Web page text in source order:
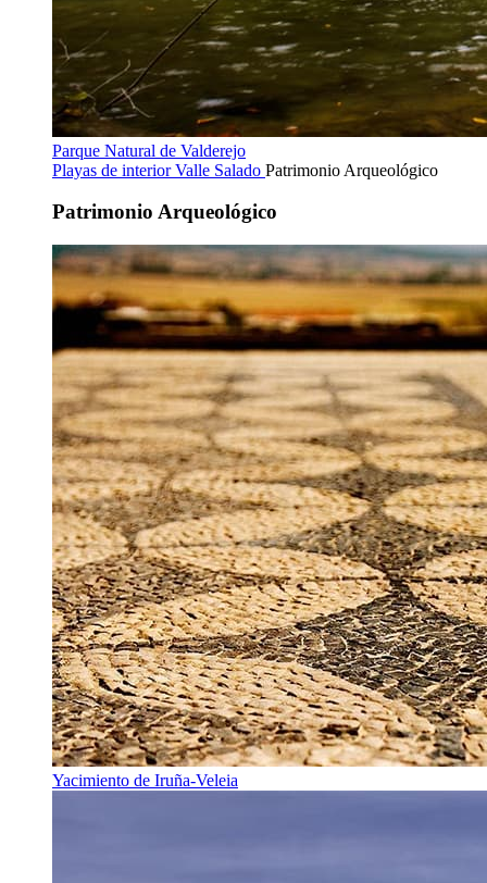
Parque Natural de Valderejo
Playas de interiorValle Salado Patrimonio Arqueológico
Patrimonio Arqueológico
Yacimiento de Iruña-Veleia